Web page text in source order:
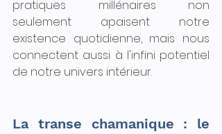
pratiques millénaires non
seulement apaisent notre
existence quotidienne, mais nous
connectent aussi à l'infini potentiel
de notre univers intérieur.
La transe chamanique : le